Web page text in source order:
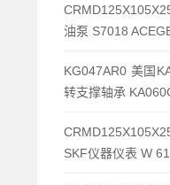
油泵 S7018
KG047AR0 美国
转支撑轴承
SKF仪器仪表 W